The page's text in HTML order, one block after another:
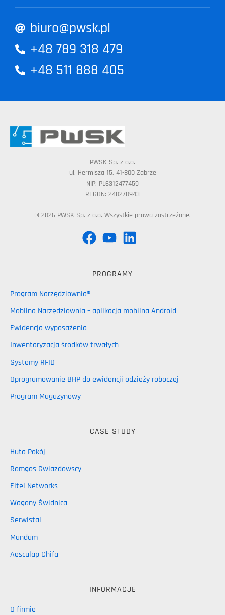
biuro@pwsk.pl
+48 789 318 479
+48 511 888 405
PWSK Sp. z o.o.
ul. Hermisza 15, 41-800 Zabrze
NIP: PL6312477459
REGON: 240270943
© 2026 PWSK Sp. z o.o. Wszystkie prawa zastrzeżone.
PROGRAMY
Program Narzędziownia®
Mobilna Narzędziownia – aplikacja mobilna Android
Ewidencja wyposażenia
Inwentaryzacja środków trwałych
Systemy RFID
Oprogramowanie BHP do ewidencji odzieży roboczej
Program Magazynowy
CASE STUDY
Huta Pokój
Romgos Gwiazdowscy
Eltel Networks
Wagony Świdnica
Serwistal
Mandam
Aesculap Chifa
INFORMACJE
O firmie